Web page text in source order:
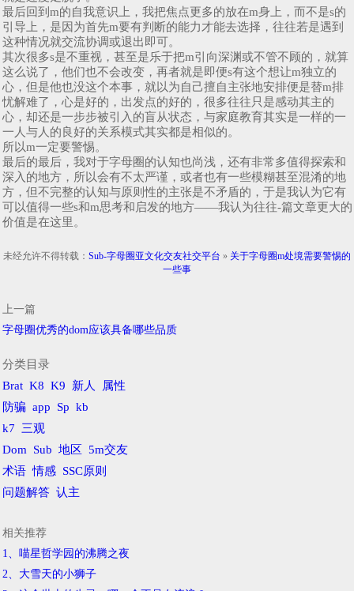
最后回到m的自我意识上，我把焦点更多的放在m身上，而不是s的
引导上，是因为首先m要有判断的能力才能去选择，往往若是遇到
这种情况就交流协调或退出即可。
其次很多s是不重视，甚至是乐于把m引向深渊或不管不顾的，就算
这么说了，他们也不会改变，再者就是即便s有这个想让m独立的
心，但是他也没这个本事，就以为自己擅自主张地安排便是替m排
忧解难了，心是好的，出发点的好的，很多往往只是感动其主的
心，却还是一步步被引入的盲从状态，与家庭教育其实是一样的一
一人与人的良好的关系模式其实都是相似的。
所以m一定要警惕。
最后的最后，我对于字母圈的认知也尚浅，还有非常多值得探索和
深入的地方，所以会有不太严谨，或者也有一些模糊甚至混淆的地
方，但不完整的认知与原则性的主张是不矛盾的，于是我认为它有
可以值得一些s和m思考和启发的地方——我认为往往-篇文章更大的
价值是在这里。
未经允许不得转载： Sub-字母圈亚文化交友社交平台 » 关于字母圈m处境需要警惕的
一些事
上一篇
字母圈优秀的dom应该具备哪些品质
分类目录
Brat K8 K9 新人
属性
防骗 app Sp kb
k7
三观
Dom
Sub 地区
5m交友
术语 情感 SSC原则
问题解答 认主
相关推荐
1、喵星哲学园的沸腾之夜
2、​大雪天的小狮子